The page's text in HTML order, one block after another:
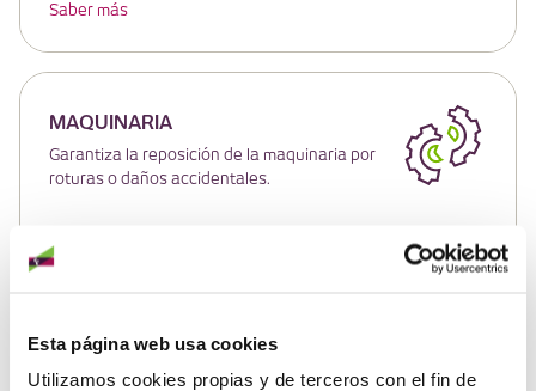
Esta página web usa cookies
Utilizamos cookies propias y de terceros con el fin de
Saber más
MAQUINARIA
Garantiza la reposición de la maquinaria por
roturas o daños accidentales.
Saber más
CIBERSEGUROS